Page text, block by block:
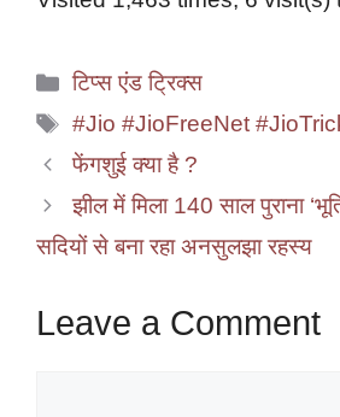
Categories
टिप्स एंड ट्रिक्स
Tags
#Jio #JioFreeNet
फेंगशुई क्या है ?
झील में मिला 140 साल पुराना
सदियों से बना रहा अनसुलझा रहस्य
Leave a Comment